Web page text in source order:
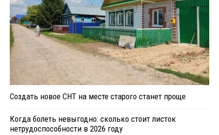
Создать новое СНТ на месте старого станет проще
Когда болеть невыгодно: сколько стоит листок
нетрудоспособности в 2026 году